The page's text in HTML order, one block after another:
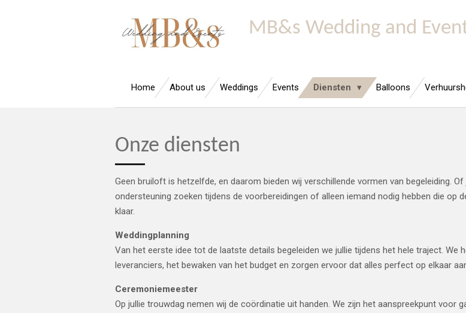
MB&s Wedding and
Home About us Weddings Events Diensten Balloons
Onze diensten
Geen bruiloft is hetzelfde, en daarom bieden wij verschillende vormen van begeleiding.
ondersteuning zoeken tijdens de voorbereidingen of alleen iemand nodig hebben die op
klaar.
Weddingplanning
Van het eerste idee tot de laatste details begeleiden we jullie tijdens het hele traject. We
leveranciers, het bewaken van het budget en zorgen ervoor dat alles perfect op elkaar
Ceremoniemeester
Op jullie trouwdag nemen wij de coördinatie uit handen. We zijn het aanspreekpunt voor